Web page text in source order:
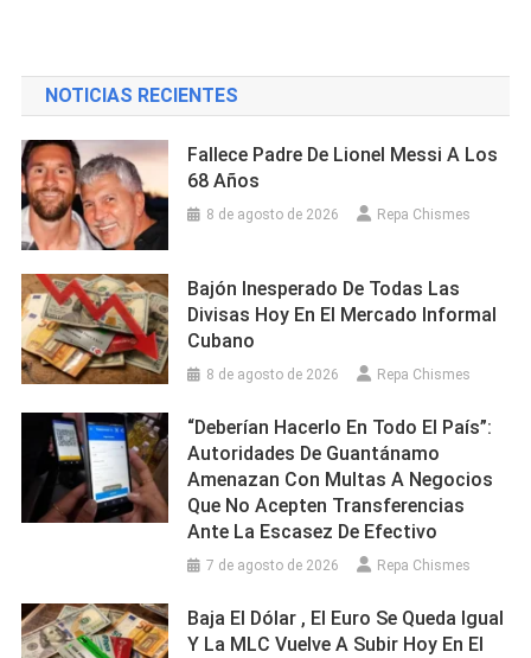
NOTICIAS RECIENTES
Fallece Padre De Lionel Messi A Los
68 Años
8 de agosto de 2026 Repa Chismes
Bajón Inesperado De Todas Las
Divisas Hoy En El Mercado Informal
Cubano
8 de agosto de 2026 Repa Chismes
“Deberían Hacerlo En Todo El País”:
Autoridades De Guantánamo
Amenazan Con Multas A Negocios
Que No Acepten Transferencias
Ante La Escasez De Efectivo
7 de agosto de 2026 Repa Chismes
Baja El Dólar , El Euro Se Queda Igual
Y La MLC Vuelve A Subir Hoy En El